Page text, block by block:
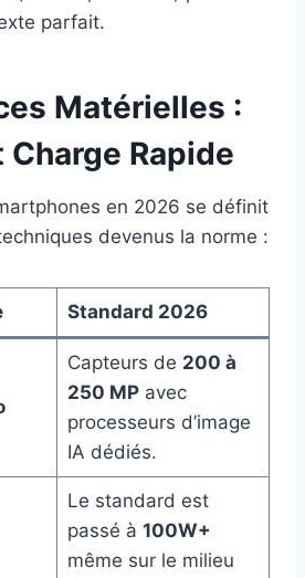
parfait.
Matérielles :
Rapide
en 2026 se définit
devenus la norme :
Standard 2026
Capteurs de 200 à
250 MPavec
processeurs d’image
IA dédiés.
Le standard est
passé à 100W+
même sur le milieu